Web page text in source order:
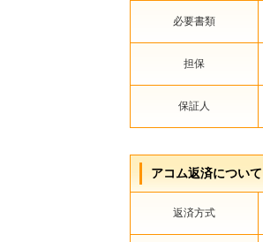
必要書類
担保
保証人
アコム返済について
返済方式